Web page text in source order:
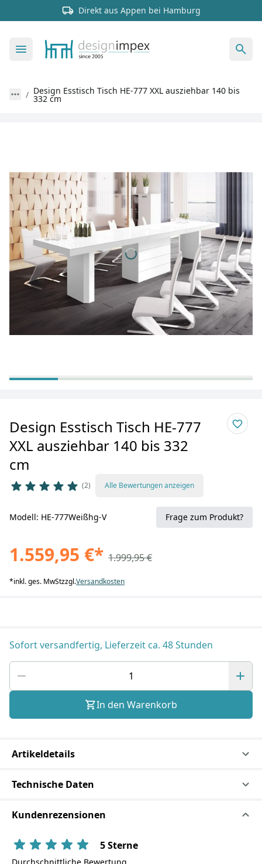
Direkt aus Appen bei Hamburg
Design Esstisch Tisch HE-777 XXL ausziehbar 140 bis
332 cm
Design Esstisch Tisch HE-777
XXL ausziehbar 140 bis 332
cm
2 Alle Bewertungen anzeigen
Modell: HE-777Weißhg-V Frage zum Produkt?
1.559,95 €* 1.999,95 €
*inkl. ges. MwStzzgl.Versandkosten
Sofort versandfertig, Lieferzeit ca. 48 Stunden
In den Warenkorb
Artikeldetails
Technische Daten
Kundenrezensionen
5 Sterne